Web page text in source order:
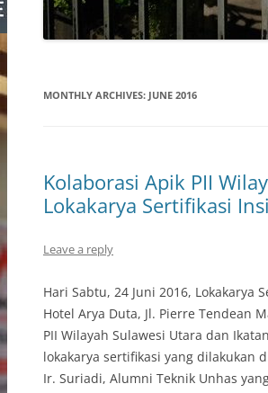
MONTHLY ARCHIVES: JUNE 2016
Kolaborasi Apik PII
Lokakarya Sertifikasi
Leave a reply
Hari Sabtu, 24 Juni 2016, Lokakarya
Hotel Arya Duta, Jl. Pierre Tendean
PII Wilayah Sulawesi Utara dan
lokakarya sertifikasi yang dilakukan
Ir. Suriadi, Alumni Teknik Unhas